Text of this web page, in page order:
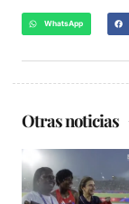
WhatsApp
Otras noticias